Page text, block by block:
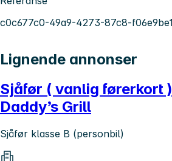
c0c677c0-49a9-4273-87c8-
Lignende annonser
Sjåfør ( vanlig førerkort
Daddy’s Grill
Sjåfør klasse B (personbil)